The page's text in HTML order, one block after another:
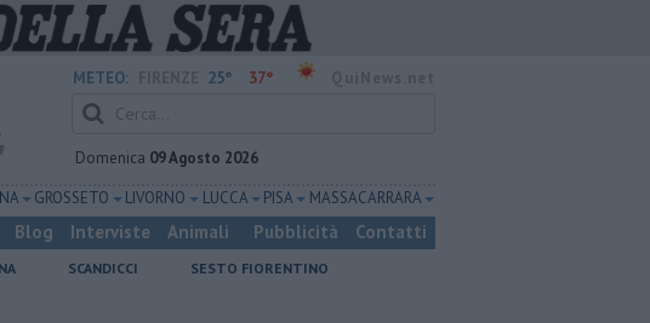
METEO: 25° 37°
Domenica 09 Agosto 2026
GROSSETO LIVORNO LUCCA PISA MASSA CARRARA
Blog Interviste Animali Pubblicità Contatti
SCANDICCI
SESTO FIORENTINO